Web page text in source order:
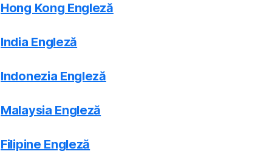
Hong Kong Engleză
India Engleză
Indonezia Engleză
Malaysia Engleză
Filipine Engleză